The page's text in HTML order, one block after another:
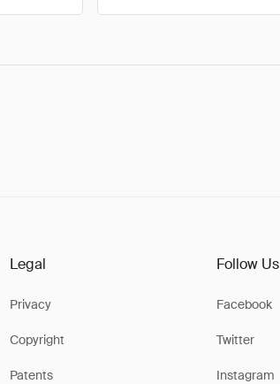
Legal
Privacy
Copyright
Patents
Follow Us
Facebook
Twitter
Instagram